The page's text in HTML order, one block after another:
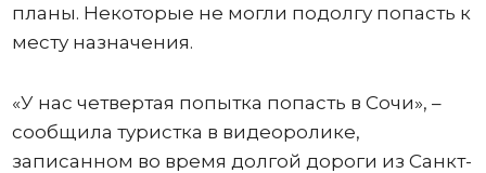
планы. Некоторые не могли подолгу попасть к
месту назначения.
«У нас четвертая попытка попасть в Сочи», –
сообщила туристка в видеоролике,
записанном во время долгой дороги из Санкт-